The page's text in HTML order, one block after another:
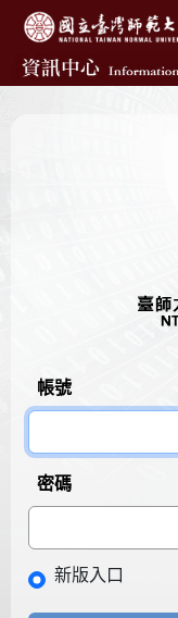
帳號
密碼
新版入口